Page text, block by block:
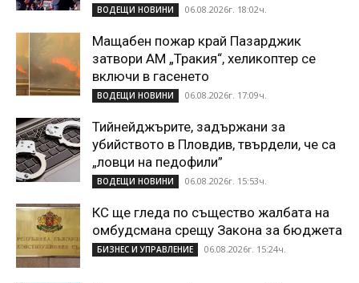
ВОДЕЩИ НОВИНИ 06.08.2026г. 18:02ч.
Мащабен пожар край Пазарджик
затвори АМ „Тракия“, хеликоптер се
включи в гасенето
ВОДЕЩИ НОВИНИ 06.08.2026г. 17:09ч.
Тийнейджърите, задържани за
убийството в Пловдив, твърдели, че са
„ловци на педофили”
ВОДЕЩИ НОВИНИ 06.08.2026г. 15:53ч.
КС ще гледа по същество жалбата на
омбудсмана срещу Закона за бюджета
БИЗНЕС И УПРАВЛЕНИЕ 06.08.2026г. 15:24ч.